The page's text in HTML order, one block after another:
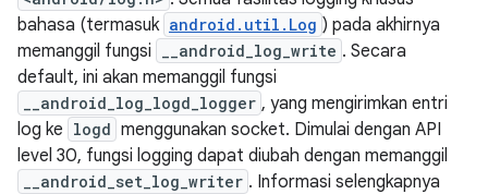
bahasa (termasuk android.util.Log ) pada akhirnya
memanggil fungsi
__android_log_write . Secara
default, ini akan memanggil fungsi
__android_log_logd_logger , yang mengirimkan entri
log ke logd menggunakan socket. Dimulai dengan API
level 30, fungsi logging dapat diubah dengan memanggil
__android_set_log_writer . Informasi selengkapnya